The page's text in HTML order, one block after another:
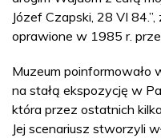
Józef Czapski, 28 VI
oprawione w 1985 r.
Muzeum poinformowało
na stałą ekspozycję w
która przez ostatnich
Jej scenariusz stworzyli